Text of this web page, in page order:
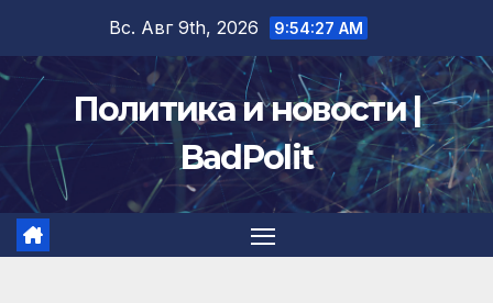
содержимому
Вс. Авг 9th, 2026 9:54:28 AM
Политика и новости |
BadPolit